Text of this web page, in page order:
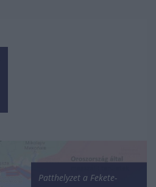
Patthelyzet a Fekete-